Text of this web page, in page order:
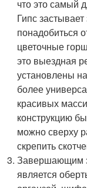
что это самый
Гипс
понадобиться
цветочные
это выездная
установлены
более
красивых
конструкцию
можно сверху
скрепить
Завершающим
является